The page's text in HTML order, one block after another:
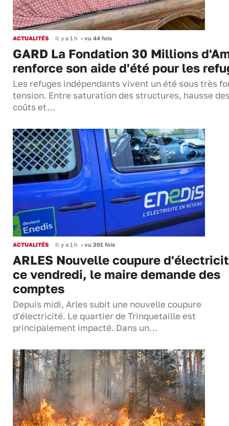
ACTUALITÉS Il y a 1 h • vu 44 fois
GARD La Fondation 30 Millions
renforce son aide d'été pour les
Les refuges indépendants vivent un été sous très
tension. Entre saturation des structures, hausse
coûts et…
ACTUALITÉS Il y a 1 h • vu 201 fois
ARLES Nouvelle coupure
ce vendredi, le maire demande des
comptes
Depuis midi, Arles subit une nouvelle coupure
d'électricité. Le quartier de Trinquetaille est
principalement impacté. Dans un…